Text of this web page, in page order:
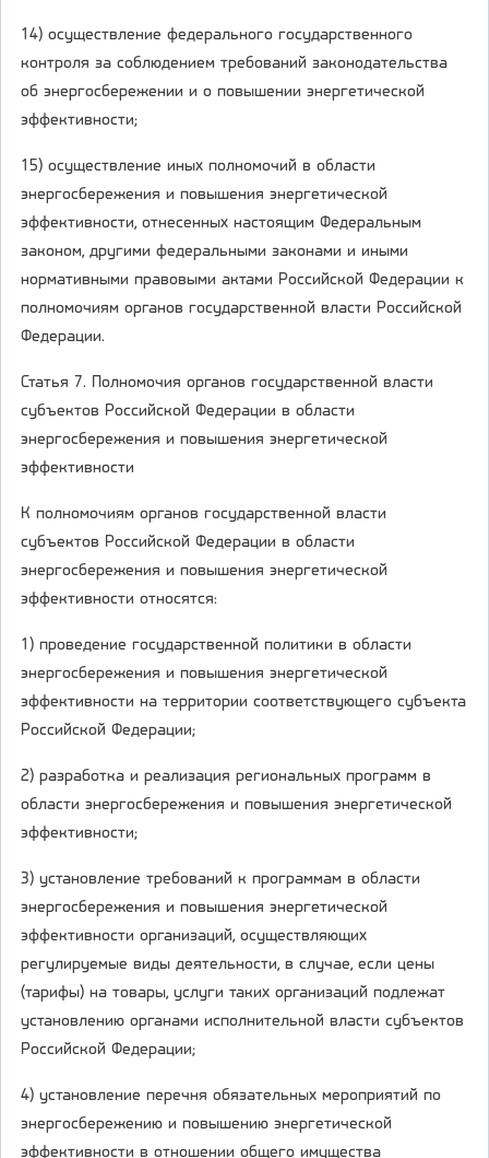
14) осуществление федерального государственного
контроля за соблюдением требований законодательства
об энергосбережении и о повышении энергетической
эффективности;
15) осуществление иных полномочий в области
энергосбережения и повышения энергетической
эффективности, отнесенных настоящим Федеральным
законом, другими федеральными законами и иными
нормативными правовыми актами Российской Федерации к
полномочиям органов государственной власти Российской
Федерации.
Статья 7. Полномочия органов государственной власти
субъектов Российской Федерации в области
энергосбережения и повышения энергетической
эффективности
К полномочиям органов государственной власти
субъектов Российской Федерации в области
энергосбережения и повышения энергетической
эффективности относятся:
1) проведение государственной политики в области
энергосбережения и повышения энергетической
эффективности на территории соответствующего субъекта
Российской Федерации;
2) разработка и реализация региональных программ в
области энергосбережения и повышения энергетической
эффективности;
3) установление требований к программам в области
энергосбережения и повышения энергетической
эффективности организаций, осуществляющих
регулируемые виды деятельности, в случае, если цены
(тарифы) на товары, услуги таких организаций подлежат
установлению органами исполнительной власти субъектов
Российской Федерации;
4) установление перечня обязательных мероприятий по
энергосбережению и повышению энергетической
эффективности в отношении общего имущества